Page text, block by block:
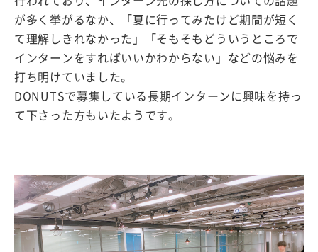
が多く挙がるなか、「夏に行ってみたけど期間が短く
て理解しきれなかった」「そもそもどういうところで
インターンをすればいいかわからない」などの悩みを
打ち明けていました。
DONUTSで募集している長期インターンに興味を持っ
て下さった方もいたようです。